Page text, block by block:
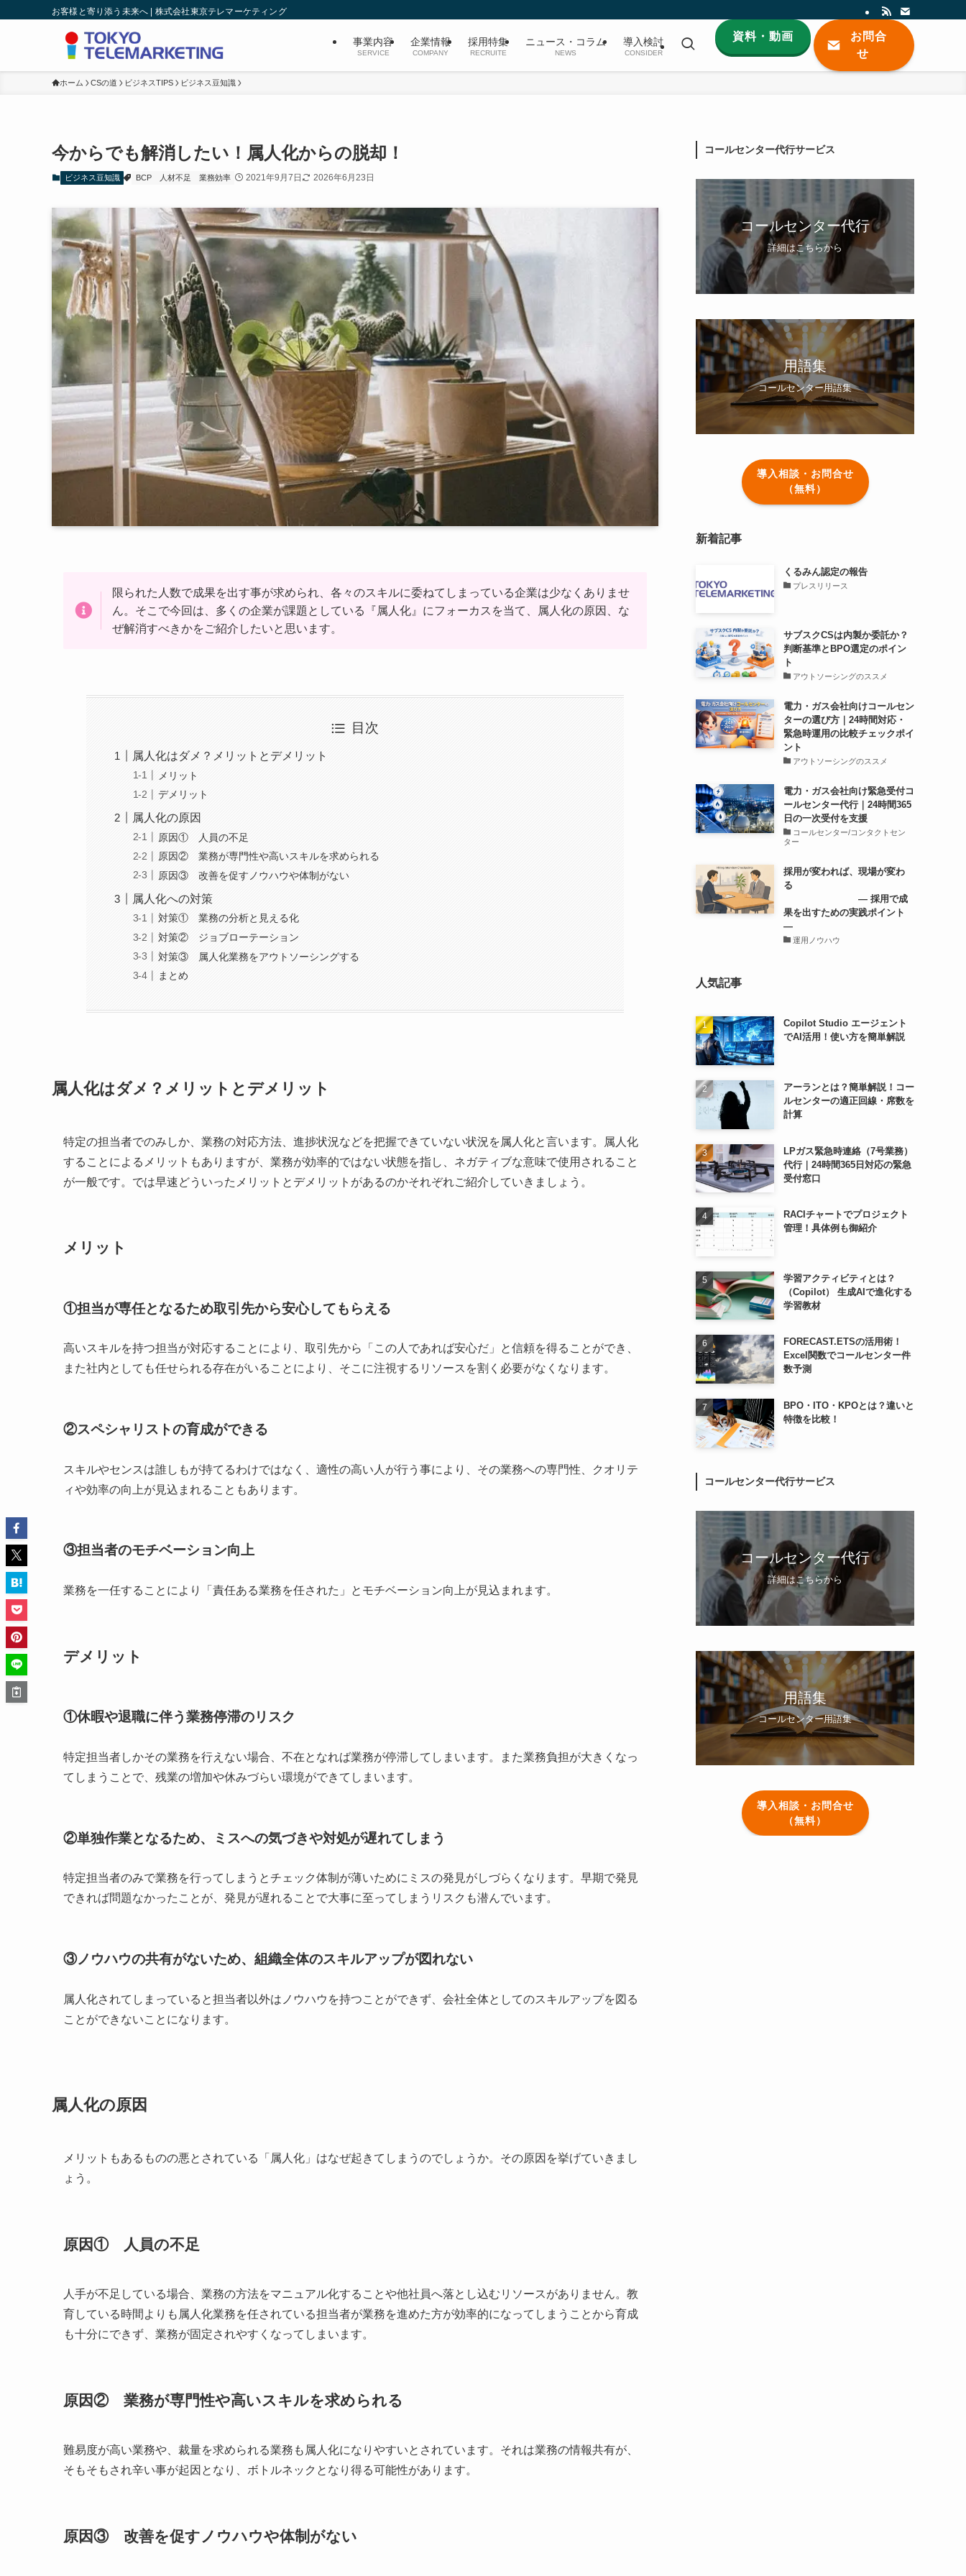
お客様と寄り添う未来へ | 株式会社東京テレマーケティング
事業内容
SERVICE
企業情報
COMPANY
採用特集
RECRUITE
ニュース・コラム
NEWS
導入検討
CONSIDER
資料・動画
お問合
せ
ホーム CSの道 ビジネスTIPS ビジネス豆知識
今からでも解消したい！属人化からの脱却！
ビジネス豆知識 BCP 人材不足 業務効率 2021年9月7日 2026年6月23日
限られた人数で成果を出す事が求められ、各々のスキルに委ねてしまっている企業は少なくありませ
ん。そこで今回は、多くの企業が課題としている『属人化』にフォーカスを当て、属人化の原因、な
ぜ解消すべきかをご紹介したいと思います。
目次
属人化はダメ？メリットとデメリット
メリット
デメリット
属人化の原因
原因① 人員の不足
原因② 業務が専門性や高いスキルを求められる
原因③ 改善を促すノウハウや体制がない
属人化への対策
対策① 業務の分析と見える化
対策② ジョブローテーション
対策③ 属人化業務をアウトソーシングする
まとめ
属人化はダメ？メリットとデメリット
特定の担当者でのみしか、業務の対応方法、進捗状況などを把握できていない状況を属人化と言います。属人化
することによるメリットもありますが、業務が効率的ではない状態を指し、ネガティブな意味で使用されること
が一般です。では早速どういったメリットとデメリットがあるのかそれぞれご紹介していきましょう。
メリット
①担当が専任となるため取引先から安心してもらえる
高いスキルを持つ担当が対応することにより、取引先から「この人であれば安心だ」と信頼を得ることができ、
また社内としても任せられる存在がいることにより、そこに注視するリソースを割く必要がなくなります。
②スペシャリストの育成ができる
スキルやセンスは誰しもが持てるわけではなく、適性の高い人が行う事により、その業務への専門性、クオリテ
ィや効率の向上が見込まれることもあります。
③担当者のモチベーション向上
業務を一任することにより「責任ある業務を任された」とモチベーション向上が見込まれます。
デメリット
①休暇や退職に伴う業務停滞のリスク
特定担当者しかその業務を行えない場合、不在となれば業務が停滞してしまいます。また業務負担が大きくなっ
てしまうことで、残業の増加や休みづらい環境ができてしまいます。
②単独作業となるため、ミスへの気づきや対処が遅れてしまう
特定担当者のみで業務を行ってしまうとチェック体制が薄いためにミスの発見がしづらくなります。早期で発見
できれば問題なかったことが、発見が遅れることで大事に至ってしまうリスクも潜んでいます。
③ノウハウの共有がないため、組織全体のスキルアップが図れない
属人化されてしまっていると担当者以外はノウハウを持つことができず、会社全体としてのスキルアップを図る
ことができないことになります。
属人化の原因
メリットもあるものの悪とされている「属人化」はなぜ起きてしまうのでしょうか。その原因を挙げていきまし
ょう。
原因① 人員の不足
人手が不足している場合、業務の方法をマニュアル化することや他社員へ落とし込むリソースがありません。教
育している時間よりも属人化業務を任されている担当者が業務を進めた方が効率的になってしまうことから育成
も十分にできず、業務が固定されやすくなってしまいます。
原因② 業務が専門性や高いスキルを求められる
難易度が高い業務や、裁量を求められる業務も属人化になりやすいとされています。それは業務の情報共有が、
そもそもされ辛い事が起因となり、ボトルネックとなり得る可能性があります。
原因③ 改善を促すノウハウや体制がない
コールセンター代行サービス
コールセンター代行
詳細はこちらから
用語集
コールセンター用語集
導入相談・お問合せ
（無料）
新着記事
くるみん認定の報告
プレスリリース
サブスクCSは内製か委託か？
判断基準とBPO選定のポイン
ト
アウトソーシングのススメ
電力・ガス会社向けコールセン
ターの選び方｜24時間対応・
緊急時運用の比較チェックポイ
ント
アウトソーシングのススメ
電力・ガス会社向け緊急受付コ
ールセンター代行｜24時間365
日の一次受付を支援
コールセンター/コンタクトセン
ター
採用が変われば、現場が変わ
る
― 採用で成
果を出すための実践ポイント
―
運用ノウハウ
人気記事
Copilot Studio エージェント
でAI活用！使い方を簡単解説
アーランとは？簡単解説！コー
ルセンターの適正回線・席数を
計算
LPガス緊急時連絡（7号業務）
代行｜24時間365日対応の緊急
受付窓口
RACIチャートでプロジェクト
管理！具体例も御紹介
学習アクティビティとは？
（Copilot） 生成AIで進化する
学習教材
FORECAST.ETSの活用術！
Excel関数でコールセンター件
数予測
BPO・ITO・KPOとは？違いと
特徴を比較！
コールセンター代行サービス
コールセンター代行
詳細はこちらから
用語集
コールセンター用語集
導入相談・お問合せ
（無料）